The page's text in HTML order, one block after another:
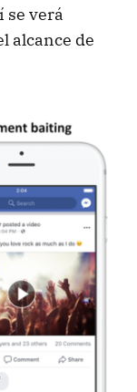
se verá
alcance de